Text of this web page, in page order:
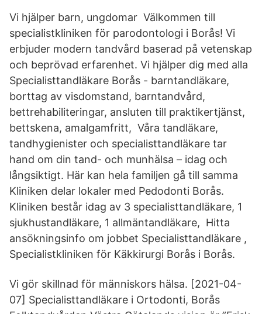
Vi hjälper barn, ungdomar Välkommen till
specialistkliniken för parodontologi i Borås! Vi
erbjuder modern tandvård baserad på vetenskap
och beprövad erfarenhet. Vi hjälper dig med alla
Specialisttandläkare Borås - barntandläkare,
borttag av visdomstand, barntandvård,
bettrehabiliteringar, ansluten till praktikertjänst,
bettskena, amalgamfritt, Våra tandläkare,
tandhygienister och specialisttandläkare tar
hand om din tand- och munhälsa – idag och
långsiktigt. Här kan hela familjen gå till samma
Kliniken delar lokaler med Pedodonti Borås.
Kliniken består idag av 3 specialisttandläkare, 1
sjukhustandläkare, 1 allmäntandläkare, Hitta
ansökningsinfo om jobbet Specialisttandläkare ,
Specialistkliniken för Käkkirurgi Borås i Borås.
Vi gör skillnad för människors hälsa. [2021-04-
07] Specialisttandläkare i Ortodonti, Borås